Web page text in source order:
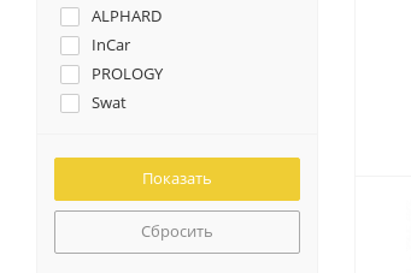
ALPHARD
InCar
PROLOGY
Swat
Aura
INFINITY
KENWOOD
Sound Quest
Сбросить